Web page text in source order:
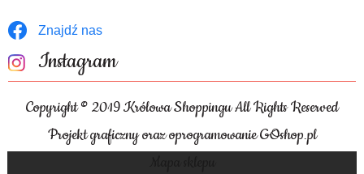
Znajdź nas
Instagram
Copyright © 2019 Królowa Shoppingu All Rights Reserved
Projekt graficzny oraz oprogramowanie GOshop.pl